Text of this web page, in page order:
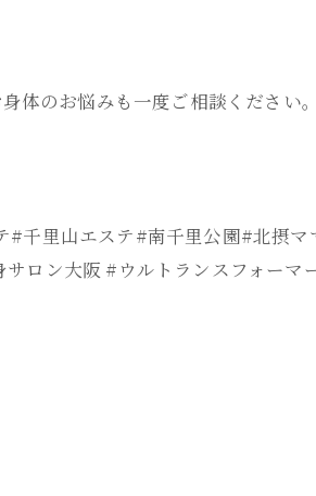
体のお悩みも一度ご相談ください。
千里山エステ#南千里公園#北摂
ロン大阪 #ウルトランスフォーマ